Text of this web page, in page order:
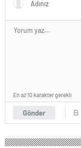
Gönder
En az 10 karakter gerekli